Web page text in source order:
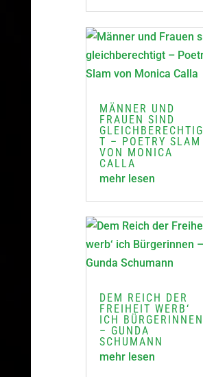
MÄNNER UND
FRAUEN SIND
GLEICHBERECHTIG
T – POETRY SLAM
VON MONICA
CALLA
mehr lesen
DEM REICH DER
FREIHEIT WERB‘
ICH BÜRGERINNEN
– GUNDA
SCHUMANN
mehr lesen